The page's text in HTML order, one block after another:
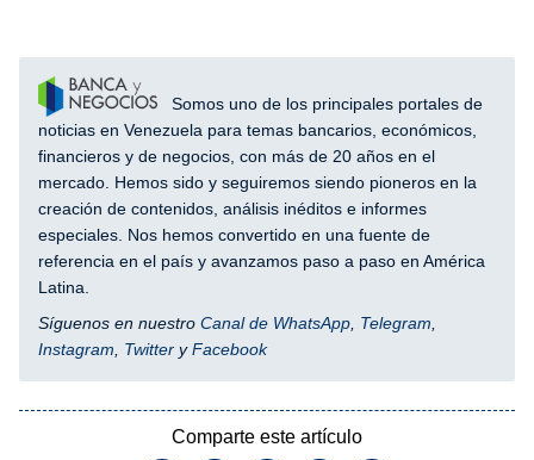
Somos uno de los principales portales de
noticias en Venezuela para temas bancarios, económicos,
financieros y de negocios, con más de 20 años en el
mercado. Hemos sido y seguiremos siendo pioneros en la
creación de contenidos, análisis inéditos e informes
especiales. Nos hemos convertido en una fuente de
referencia en el país y avanzamos paso a paso en América
Latina.
Síguenos en nuestro Canal de WhatsApp Telegram
Instagram
Twitter yFacebook
Comparte este artículo